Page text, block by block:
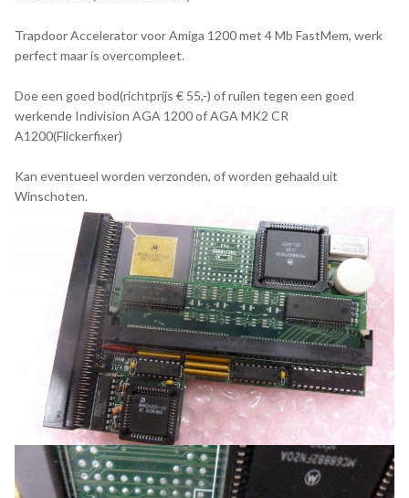
Trapdoor Accelerator voor Amiga 1200 met 4 Mb FastMem, werk
perfect maar is overcompleet.
Doe een goed bod(richtprijs € 55,-) of ruilen tegen een goed
werkende Indivision AGA 1200 of AGA MK2 CR
A1200(Flickerfixer)
Kan eventueel worden verzonden, of worden gehaald uit
Winschoten.